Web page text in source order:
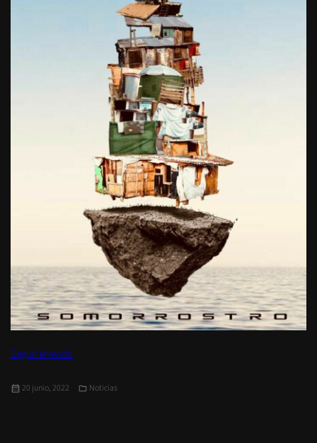
Seguir leyendo
Publicado
20 junio, 2022 Categorías
Noticias